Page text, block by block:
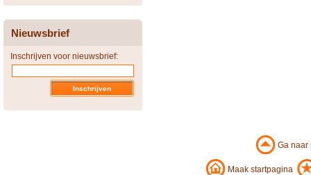
Nieuwsbrief
Inschrijven voor nieuwsbrief:
Ga
Maak startpagina